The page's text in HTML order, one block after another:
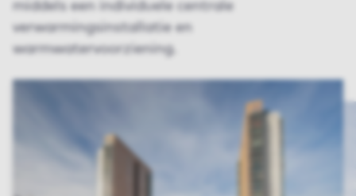
middels een individuele centrale
verwarmingsinstallatie en
warmwatervoorziening.